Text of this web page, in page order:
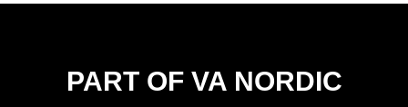
PART OF VA NORDIC